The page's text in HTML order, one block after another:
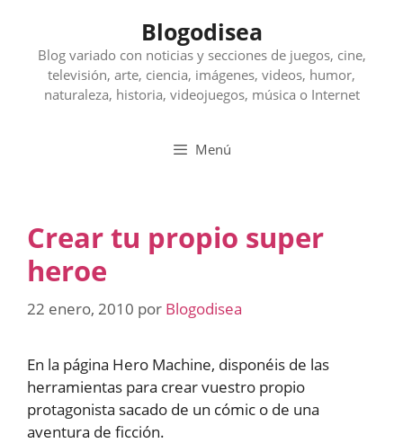
contenido
Blogodisea
Blog variado con noticias y secciones de juegos, cine,
televisión, arte, ciencia, imágenes, videos, humor,
naturaleza, historia, videojuegos, música o Internet
Menú
Crear tu propio super
heroe
22 enero, 2010 por Blogodisea
En la página Hero Machine, disponéis de las
herramientas para crear vuestro propio
protagonista sacado de un cómic o de una
aventura de ficción.